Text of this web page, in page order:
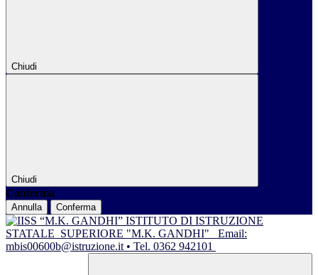
Chiudi
Chiudi
Conferma
Annulla Conferma
ISTITUTO DI ISTRUZIONE
STATALE SUPERIORE "M.K. GANDHI"
Email:
mbis00600b@istruzione.it • Tel. 0362 942101